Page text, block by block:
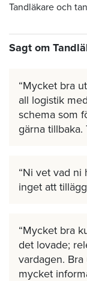
Tandläkare och
Sagt om
Mycket bra
all logistik
schema som
gärna tillbaka.
Ni vet vad ni
inget att
Mycket bra
det lovade;
vardagen.
mycket